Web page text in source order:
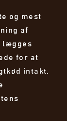
og mest
af
lægges
for at
intakt.